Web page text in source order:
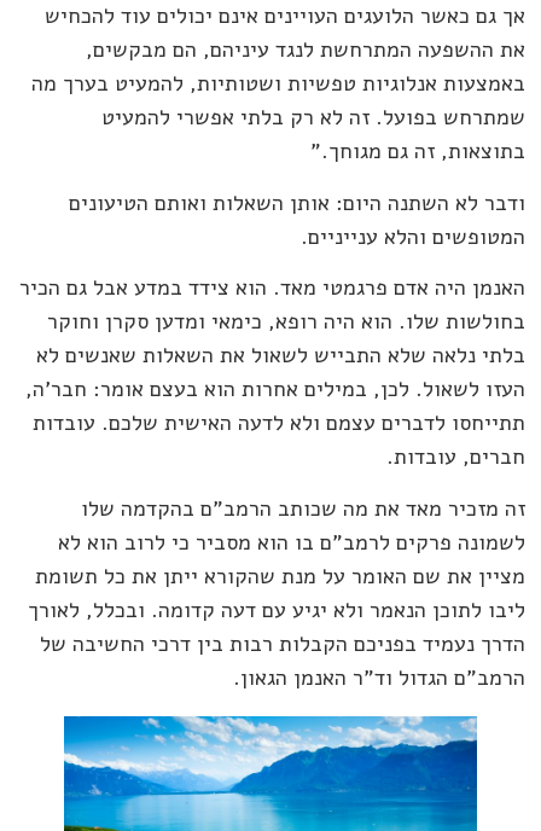
אך גם כאשר הלועגים העויינים אינם יכולים עוד להכחיש
את ההשפעה המתרחשת לנגד עיניהם, הם מבקשים,
באמצעות אנלוגיות טפשיות ושטותיות, להמעיט בערך מה
שמתרחש בפועל. זה לא רק בלתי אפשרי להמעיט
בתוצאות, זה גם מגוחך."
ודבר לא השתנה היום: אותן השאלות ואותם הטיעונים
המטופשים והלא ענייניים.
האנמן היה אדם פרגמטי מאד. הוא צידד במדע אבל גם הכיר
בחולשות שלו. הוא היה רופא, כימאי ומדען סקרן וחוקר
בלתי נלאה שלא התבייש לשאול את השאלות שאנשים לא
העזו לשאול. לכן, במילים אחרות הוא בעצם אומר: חבר'ה,
תתייחסו לדברים עצמם ולא לדעה האישית שלכם. עובדות
חברים, עובדות.
זה מזכיר מאד את מה שכותב הרמב"ם בהקדמה שלו
לשמונה פרקים לרמב"ם בו הוא מסביר כי לרוב הוא לא
מציין את שם האומר על מנת שהקורא ייתן את כל תשומת
ליבו לתוכן הנאמר ולא יגיע עם דעה קדומה. ובכלל, לאורך
הדרך נעמיד בפניכם הקבלות רבות בין דרכי החשיבה של
הרמב"ם הגדול וד"ר האנמן הגאון.